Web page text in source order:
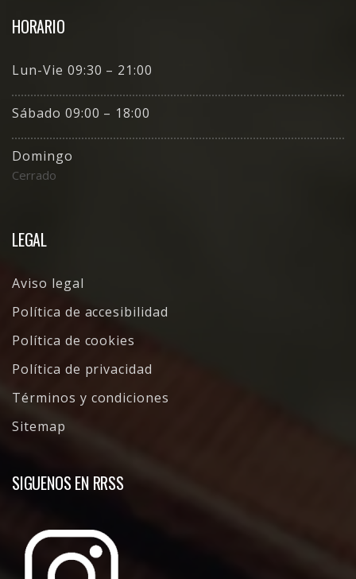
HORARIO
Lun-Vie 09:30 – 21:00
Sábado 09:00 – 18:00
Domingo
Cerrado
LEGAL
Aviso legal
Política de accesibilidad
Política de cookies
Política de privacidad
Términos y condiciones
Sitemap
SIGUENOS EN RRSS